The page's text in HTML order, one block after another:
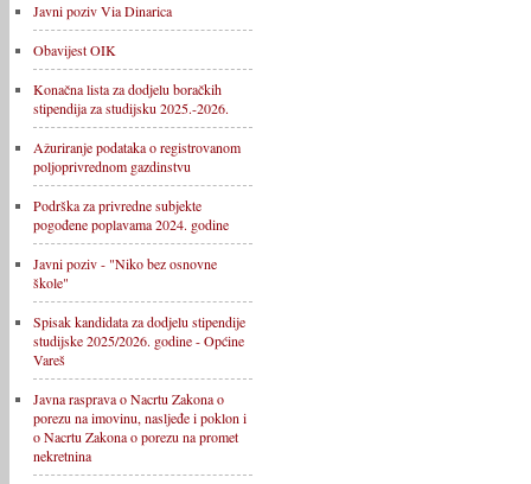
Javni poziv Via Dinarica
Obavijest OIK
Konačna lista za dodjelu boračkih
stipendija za studijsku 2025.-2026.
Ažuriranje podataka o registrovanom
poljoprivrednom gazdinstvu
Podrška za privredne subjekte
pogođene poplavama 2024. godine
Javni poziv - "Niko bez osnovne
škole"
Spisak kandidata za dodjelu stipendije
studijske 2025/2026. godine - Općine
Vareš
Javna rasprava o Nacrtu Zakona o
porezu na imovinu, nasljeđe i poklon i
o Nacrtu Zakona o porezu na promet
nekretnina